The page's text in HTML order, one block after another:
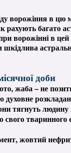
ворожіння в цю
рахують багато
ворожінні в цей
доби
жаба – не
духовне
тягнуть людину
свого тваринного
жовтий